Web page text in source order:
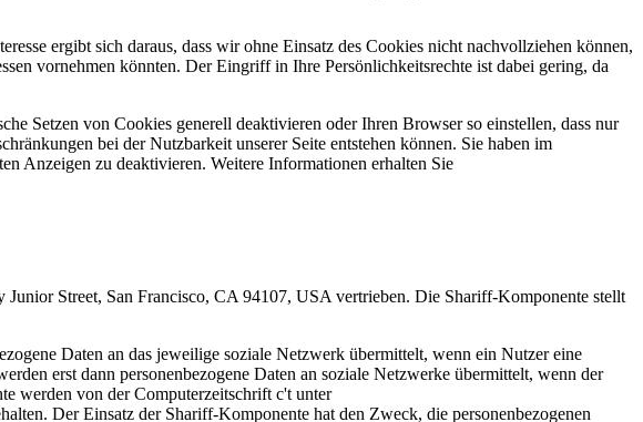
ergibt sich daraus, dass wir ohne Einsatz des Cookies nicht nachvollziehen können,
vornehmen könnten. Der Eingriff in Ihre Persönlichkeitsrechte ist dabei gering, da
Setzen von Cookies generell deaktivieren oder Ihren Browser so einstellen, dass nur
bei der Nutzbarkeit unserer Seite entstehen können. Sie haben im
Anzeigen zu deaktivieren. Weitere Informationen erhalten Sie
Street, San Francisco, CA 94107, USA vertrieben. Die Shariff-Komponente stellt
Daten an das jeweilige soziale Netzwerk übermittelt, wenn ein Nutzer eine
erst dann personenbezogene Daten an soziale Netzwerke übermittelt, wenn der
werden von der Computerzeitschrift c't unter
Der Einsatz der Shariff-Komponente hat den Zweck, die personenbezogenen